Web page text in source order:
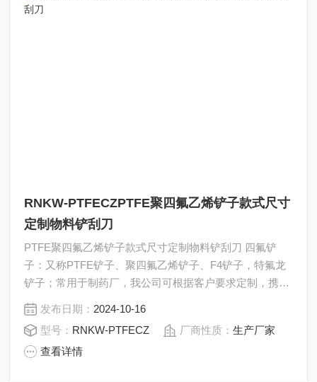
RNKW-PTFECZPTFE聚四氟乙烯铲子款式尺寸
定制物料铲刮刀
PTFE聚四氟乙烯铲子款式尺寸定制物料铲刮刀 四氟铲
子：又称PTFE铲子、聚四氟乙烯铲子、F4铲子，特氟龙
铲子；常用于制药厂，我公司可根据客户要求定制，携带
手柄和杆部的长度均可定制。
发布日期： 2024-10-16
型号： RNKW-PTFECZ 厂商性质：生产厂家
查看详情